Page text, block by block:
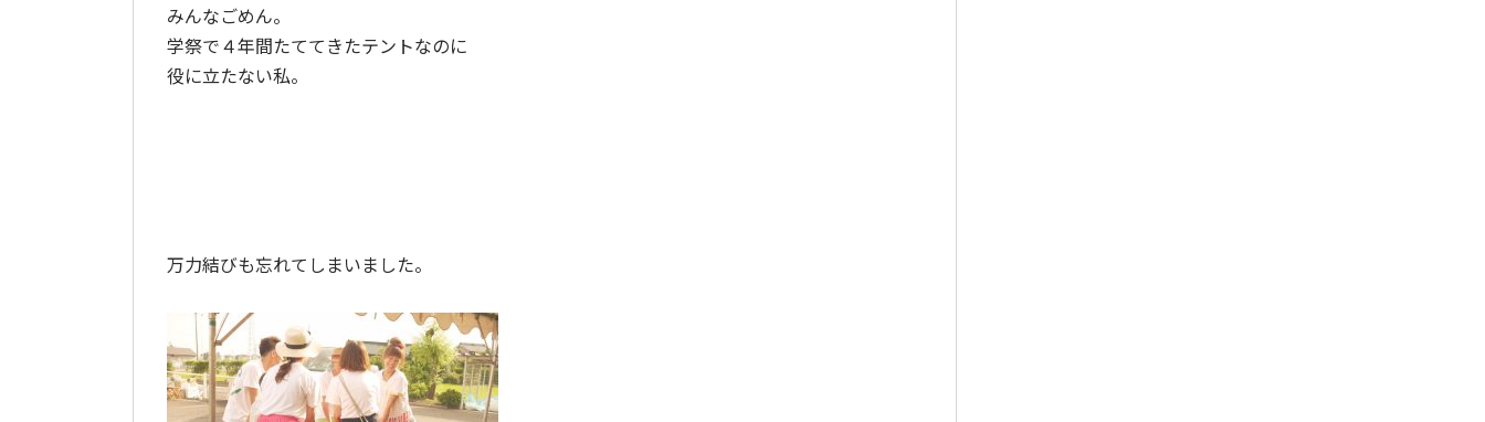
みんなごめん。
学祭で４年間たててきたテントなのに
役に立たない私。
万力結びも忘れてしまいました。